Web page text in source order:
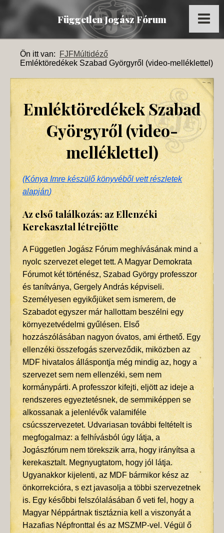
Független Jogász Fórum
Főoldal
Kronológia
Dokumentumok
Múltidéző
Tagok
Képek
Az FJF az MTI-ben
Ön itt van: FJFMúltidéző
Emléktöredékek Szabad Györgyről (video-melléklettel)
Emléktöredékek Szabad
Györgyről (video-
melléklettel)
(Kónya Imre készülő könyvéből vett részletek
alapján)
Az első találkozás: az Ellenzéki
Kerekasztal létrejötte
A Független Jogász Fórum meghívásának mind a
nyolc szervezet eleget tett. A Magyar Demokrata
Fórumot két történész, Szabad György professzor
és tanítványa, Gergely András képviseli.
Személyesen egyikőjüket sem ismerem, de
Szabadot egyszer már hallottam beszélni egy
környezetvédelmi gyűlésen. Első
hozzászólásában nagyon óvatos, ami érthető. Egy
ellenzéki összefogás szerveződik, miközben az
MDF hivatalos álláspontja még mindig az, hogy a
szervezet sem nem ellenzéki, sem nem
kormánypárti. A professzor kifejti, eljött az ideje a
rendszeres egyeztetésnek, de semmiképpen se
alkossanak a jelenlévők valamiféle
csúcsszervezetet. Udvariasan további feltételt is
megfogalmaz: a felhívásból úgy látja, a
Jogászfórum nem törekszik arra, hogy irányítsa a
kerekasztalt. Megnyugtatom, hogy jól látja.
Ugyanakkor kijelenti, az MDF bármikor kész az
önkorrekcióra, s ezt javasolja a többi szervezetnek
is. Egy későbbi felszólalásában ő veti fel, hogy a
Magyar Néppártnak tisztáznia kell a viszonyát a
Hazafias Népfronttal és az MSZMP-vel. Végül ő